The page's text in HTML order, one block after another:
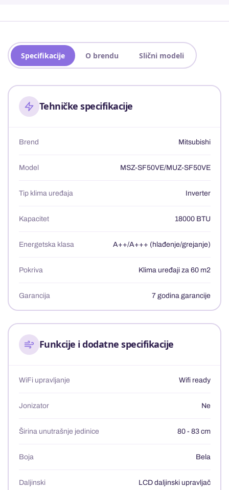
Specifikacije O brendu Slični modeli
Tehničke specifikacije
Brend Mitsubishi
Model MSZ-SF50VE/MUZ-SF50VE
Tip klima uređaja Inverter
Kapacitet 18000 BTU
Energetska klasa A++/A+++ (hlađenje/grejanje)
Pokriva Klima uređaji za 60 m2
Garancija 7 godina garancije
Funkcije i dodatne specifikacije
WiFi upravljanje Wifi ready
Jonizator Ne
Širina unutrašnje jedinice 80 - 83 cm
Boja Bela
Daljinski LCD daljinski upravljač